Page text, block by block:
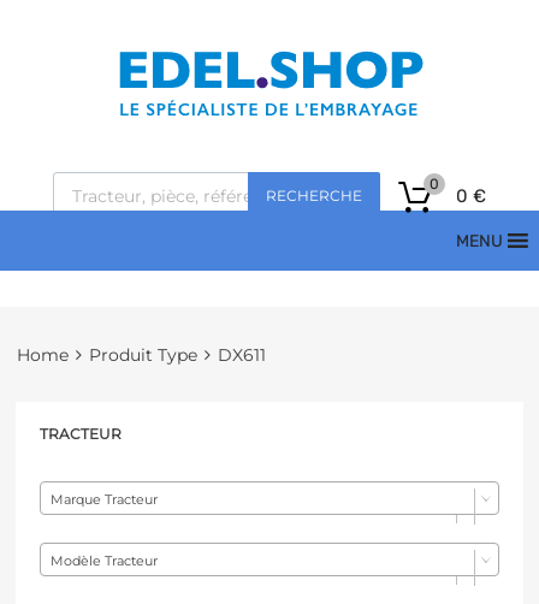
RECHERCHE 0 €
0
MENU
Home Produit Type DX611
TRACTEUR
Marque Tracteur
Modèle Tracteur